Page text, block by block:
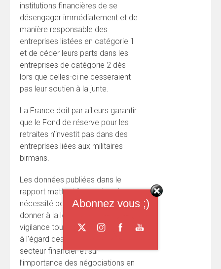
institutions financières de se
désengager immédiatement et de
manière responsable des
entreprises listées en catégorie 1
et de céder leurs parts dans les
entreprises de catégorie 2 dès
lors que celles-ci ne cesseraient
pas leur soutien à la junte.
La France doit par ailleurs garantir
que le Fond de réserve pour les
retraites n’investit pas dans des
entreprises liées aux militaires
birmans.
Les données publiées dans le
rapport mettent l’accent sur la
nécessité pour la France de
donner à la loi sur le devoir de
vigilance toute sa portée pratique
à l’égard des entreprises du
secteur financier et sur
l’importance des négociations en
Abonnez vous ;)